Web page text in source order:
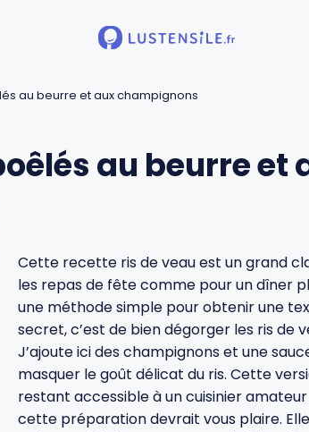
au beurre et aux champignons
au beurre
Cette recette ris de veau est un grand
les repas de fête comme pour un dîner
une méthode simple pour obtenir une
secret, c’est de bien dégorger les ris de
J’ajoute ici des champignons et une
masquer le goût délicat du ris. Cette
restant accessible à un cuisinier
cette préparation devrait vous plaire.